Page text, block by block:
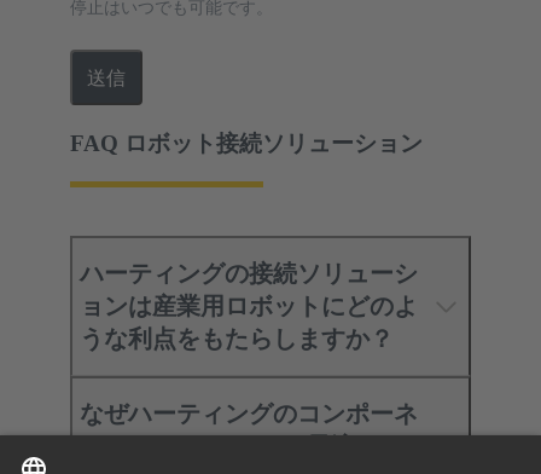
停止はいつでも可能です。
送信
FAQ ロボット接続ソリューション
ハーティングの接続ソリューシ
ョンは産業用ロボットにどのよ
うな利点をもたらしますか？
なぜハーティングのコンポーネ